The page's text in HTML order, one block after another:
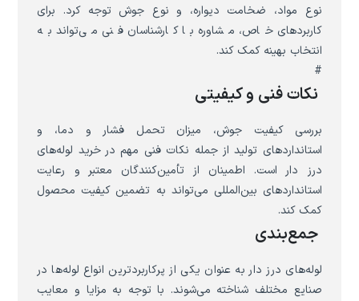
نوع مواد، ضخامت دیواره، و نوع جوش توجه کرد. برای
کاربردهای خاص، مشاوره با کارشناسان فنی می‌تواند به
انتخاب بهینه کمک کند.
#
نکات فنی و کیفیتی
بررسی کیفیت جوش، میزان تحمل فشار و دما، و
استانداردهای تولید از جمله نکات فنی مهم در خرید لوله‌های
درز دار است. اطمینان از تأمین‌کنندگان معتبر و رعایت
استانداردهای بین‌المللی می‌تواند به تضمین کیفیت محصول
کمک کند.
جمع‌بندی
لوله‌های درز دار به عنوان یکی از پرکاربردترین انواع لوله‌ها در
صنایع مختلف شناخته می‌شوند. با توجه به مزایا و معایب